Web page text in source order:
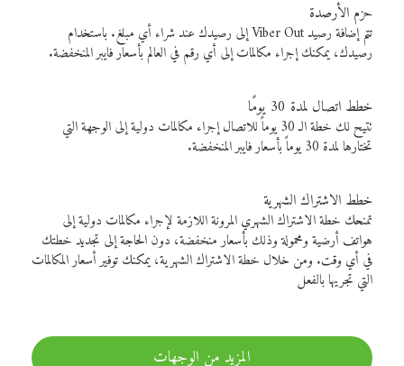
حزم الأرصدة
تتم إضافة رصيد Viber Out إلى رصيدك عند شراء أي مبلغ. باستخدام
رصيدك، يمكنك إجراء مكالمات إلى أي رقم في العالم بأسعار فايبر المنخفضة.
خطط اتصال لمدة 30 يومًا
تتيح لك خطة الـ 30 يوماً للاتصال إجراء مكالمات دولية إلى الوجهة التي
تختارها لمدة 30 يوماً بأسعار فايبر المنخفضة.
خطط الاشتراك الشهرية
تمنحك خطة الاشتراك الشهري المرونة اللازمة لإجراء مكالمات دولية إلى
هواتف أرضية ومحمولة وذلك بأسعار منخفضة، دون الحاجة إلى تجديد خطتك
في أي وقت. ومن خلال خطة الاشتراك الشهرية، يمكنك توفير أسعار المكالمات
التي تجريها بالفعل
المزيد من الوجهات